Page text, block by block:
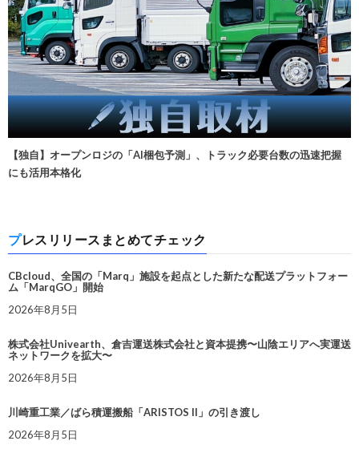
【独自】オープンロジの「AI梱包予測」、トラック必要台数の迅速把握
にも活用本格化
プレスリリースまとめてチェック
CBcloud、全国の「Marq」施設を起点とした新たな配送プラットフォー
ム「MarqGO」開始
2026年8月5日
株式会社Univearth、倉吉運送株式会社と資本提携〜山陰エリアへ実運送
ネットワークを拡大〜
2026年8月5日
川崎重工業／ばら積運搬船「ARISTOS II」の引き渡し
2026年8月5日